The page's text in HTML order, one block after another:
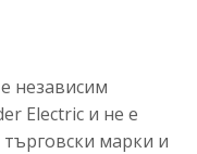
независим
Electric и не е
марки и